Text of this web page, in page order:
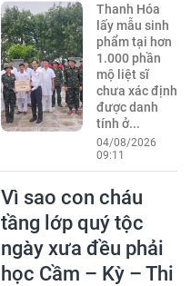
Thanh Hóa
lấy mẫu sinh
phẩm tại hơn
1.000 phần
mộ liệt sĩ
chưa xác định
được danh
tính ở...
04/08/2026
09:11
Vì sao con cháu
tầng lớp quý tộc
ngày xưa đều phải
học Cầm – Kỳ – Thi